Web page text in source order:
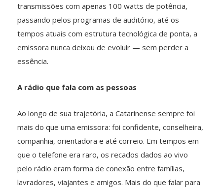
transmissões com apenas 100 watts de potência,
passando pelos programas de auditório, até os
tempos atuais com estrutura tecnológica de ponta, a
emissora nunca deixou de evoluir — sem perder a
essência.
A rádio que fala com as pessoas
Ao longo de sua trajetória, a Catarinense sempre foi
mais do que uma emissora: foi confidente, conselheira,
companhia, orientadora e até correio. Em tempos em
que o telefone era raro, os recados dados ao vivo
pelo rádio eram forma de conexão entre famílias,
lavradores, viajantes e amigos. Mais do que falar para